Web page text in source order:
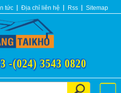
tức Địa chỉ liên hệ Rss Sitemap
-(024) 3543 0820